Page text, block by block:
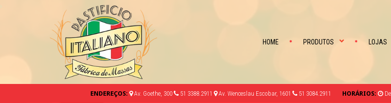
HOME PRODUTOS LOJAS
ENDEREÇOS: Av. Goethe, 300 51 3388.2911 Av. Wenceslau Escobar, 1601 51 3084.2911 HORÁRIOS: